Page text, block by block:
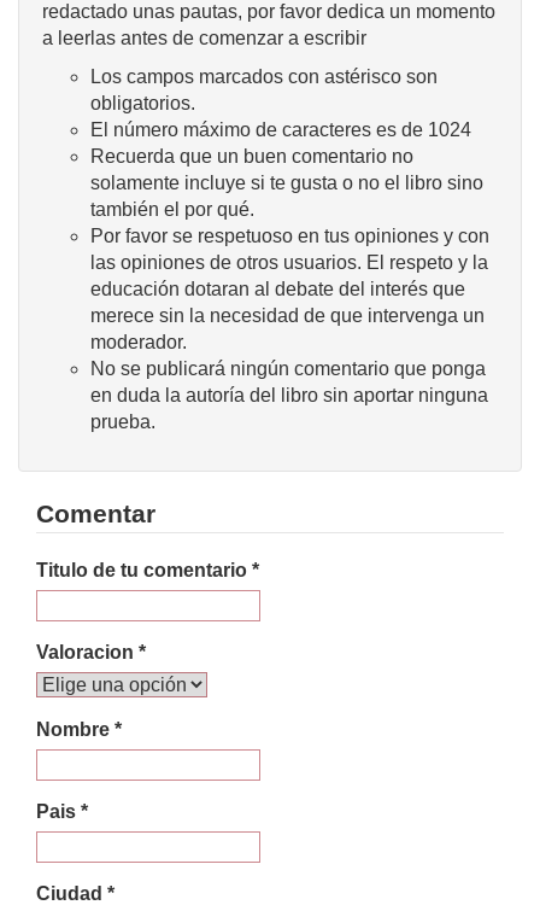
redactado unas pautas, por favor dedica un momento
a leerlas antes de comenzar a escribir
Los campos marcados con astérisco son
obligatorios.
El número máximo de caracteres es de 1024
Recuerda que un buen comentario no
solamente incluye si te gusta o no el libro sino
también el por qué.
Por favor se respetuoso en tus opiniones y con
las opiniones de otros usuarios. El respeto y la
educación dotaran al debate del interés que
merece sin la necesidad de que intervenga un
moderador.
No se publicará ningún comentario que ponga
en duda la autoría del libro sin aportar ninguna
prueba.
Comentar
Titulo de tu comentario *
Valoracion *
Nombre *
Pais *
Ciudad *